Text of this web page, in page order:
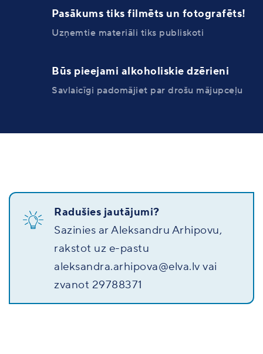
Pasākums tiks filmēts un fotografēts!
Uzņemtie materiāli tiks publiskoti
Būs pieejami alkoholiskie dzērieni
Savlaicīgi padomājiet par drošu mājupceļu
Radušies jautājumi?
Sazinies ar Aleksandru Arhipovu,
rakstot uz e-pastu
aleksandra.arhipova@elva.lv vai
zvanot 29788371